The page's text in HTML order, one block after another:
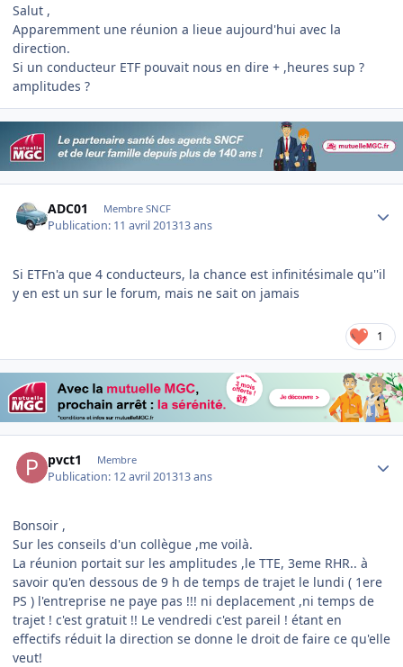
Salut ,
Apparemment une réunion a lieue aujourd'hui avec la
direction.
Si un conducteur ETF pouvait nous en dire + ,heures sup ?
amplitudes ?
ADC01 Membre SNCF
Publication: 11 avril 201313 ans
Si ETFn'a que 4 conducteurs, la chance est infinitésimale qu''il
y en est un sur le forum, mais ne sait on jamais
1
pvct1 Membre
Publication: 12 avril 201313 ans
Bonsoir ,
Sur les conseils d'un collègue ,me voilà.
La réunion portait sur les amplitudes ,le TTE, 3eme RHR.. à
savoir qu'en dessous de 9 h de temps de trajet le lundi ( 1ere
PS ) l'entreprise ne paye pas !!! ni deplacement ,ni temps de
trajet ! c'est gratuit !! Le vendredi c'est pareil ! étant en
effectifs réduit la direction se donne le droit de faire ce qu'elle
veut!